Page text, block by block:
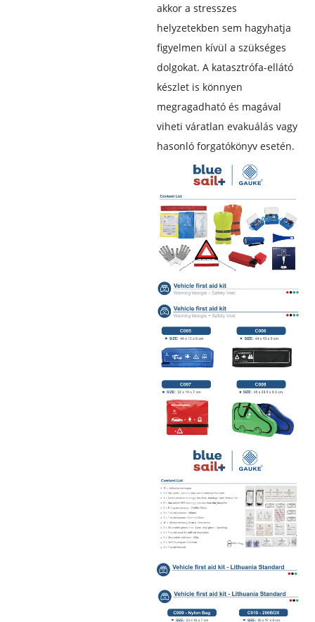
akkor a stresszes
helyzetekben sem hagyhatja
figyelmen kívül a szükséges
dolgokat. A katasztrófa-ellátó
készlet is könnyen
megragadható és magával
viheti váratlan evakuálás vagy
hasonló forgatókönyv esetén.